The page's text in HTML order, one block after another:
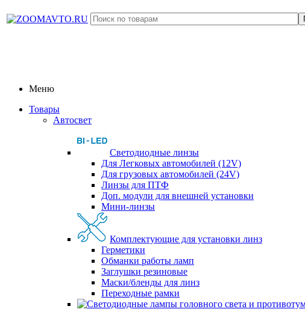
Меню
Товары
Автосвет
Светодиодные линзы
Для Легковых автомобилей (12V)
Для грузовых автомобилей (24V)
Линзы для ПТФ
Доп. модули для внешней установки
Мини-линзы
Комплектующие для установки линз
Герметики
Обманки работы ламп
Заглушки резиновые
Маски/бленды для линз
Переходные рамки